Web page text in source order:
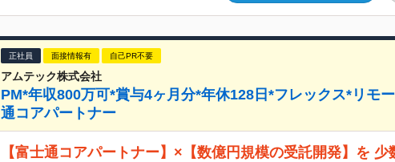
正社員 面接情報有 自己PR不要
アムテック株式会社
PM*年収800万可*賞与4ヶ月分*年休128日*フレックス*リモ
通コアパートナー
【富士通コアパートナー】×【数億円規模の受託開発】を